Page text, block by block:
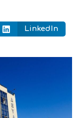
LinkedIn